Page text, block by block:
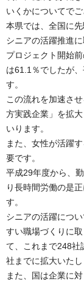
いくかについてでご
本県では、全国に
シニアの活躍推進
プロジェクト開始
は61.1％でしたが
す。
この流れを加速さ
方実践企業」を拡
いります。
また、女性が活躍
要です。
平成29年度から、
り長時間労働の是
す。
シニアの活躍につ
すい職場づくりに
て、これまで248社
社までに拡大いたし
また、国は企業に